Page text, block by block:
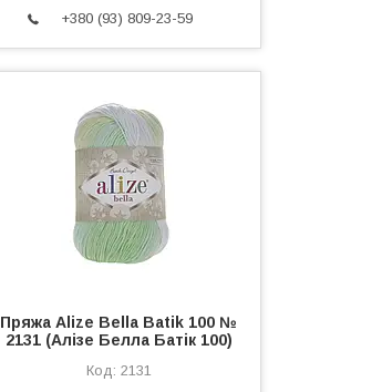
+380 (93) 809-23-59
Пряжа Alize Bella Batik 100 №
2131 (Алізе Белла Батік 100)
2131